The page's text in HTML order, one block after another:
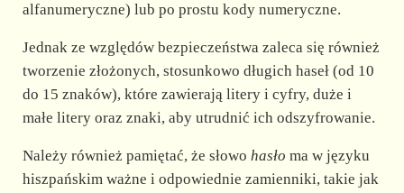
alfanumeryczne) lub po prostu kody numeryczne.
Jednak ze względów bezpieczeństwa zaleca się również
tworzenie złożonych, stosunkowo długich haseł (od 10
do 15 znaków), które zawierają litery i cyfry, duże i
małe litery oraz znaki, aby utrudnić ich odszyfrowanie.
Należy również pamiętać, że słowo hasło ma w języku
hiszpańskim ważne i odpowiednie zamienniki, takie jak